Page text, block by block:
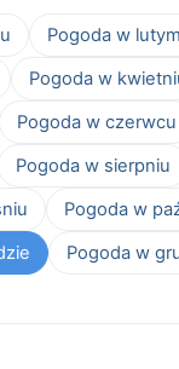
Pogoda w lutym
Pogoda w
Pogoda w czerwcu
Pogoda w sierpniu
Pogoda w
Pogoda w